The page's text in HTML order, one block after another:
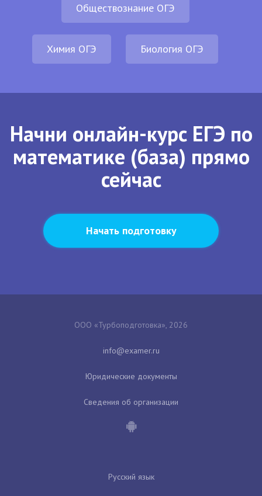
Обществознание ОГЭ
Химия ОГЭ Биология ОГЭ
Начни онлайн-курс ЕГЭ по
математике (база) прямо
сейчас
Начать подготовку
ООО «Турбоподготовка», 2026
Юридические документы
Сведения об организации
Русский язык